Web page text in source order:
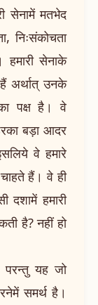
सेनामें मतभेद
निःसंकोचता
हमारी सेनाके
हैं अर्थात् उनके
पक्ष है। वे
बड़ा आदर
वे हमारे
हैं। वे ही
दशामें हमारी
है? नहीं हो
परन्तु यह जो
समर्थ है।